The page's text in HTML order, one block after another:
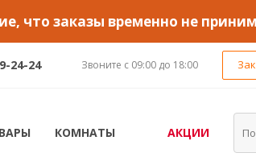
что заказы временно не
24-24 Звоните с 09:00 до 18:00
КОМНАТЫ АКЦИИ